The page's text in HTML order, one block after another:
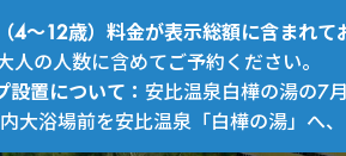
4～12歳）料金が表示総額に含まれて
の人数に含めてご予約ください。
設置について：安比温泉白樺の湯の7
浴場前を安比温泉「白樺の湯」へ